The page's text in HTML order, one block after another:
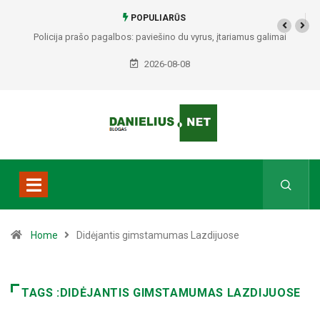
POPULIARŪS
Policija prašo pagalbos: paviešino du vyrus, įtariamus galimai
padariusius vagystes Alytuje ir Dauguose
2026-08-08
Home Didėjantis gimstamumas Lazdijuose
TAGS :DIDĖJANTIS GIMSTAMUMAS LAZDIJUOSE